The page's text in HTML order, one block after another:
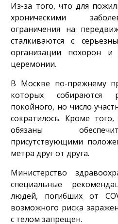
Из-за того, что для
хроническими
ограничения на
сталкиваются с
организации похорон и
церемонии.
В Москве по-прежнему
которых
покойного, но число
сократилось. Кроме
обязаны
присутствующими
метра друг от друга.
Министерство
специальные
людей, погибших от
возможного риска
с телом запрещен.